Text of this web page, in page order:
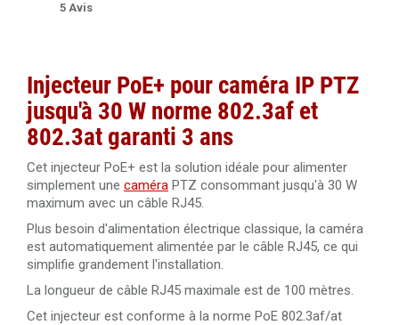
5 Avis
Injecteur PoE+ pour caméra IP PTZ
jusqu'à 30 W norme 802.3af et
802.3at garanti 3 ans
Cet injecteur PoE+ est la solution idéale pour alimenter
simplement une caméra PTZ consommant jusqu'à 30 W
maximum avec un câble RJ45.
Plus besoin d'alimentation électrique classique, la caméra
est automatiquement alimentée par le câble RJ45, ce qui
simplifie grandement l'installation.
La longueur de câble RJ45 maximale est de 100 mètres.
Cet injecteur est conforme à la norme PoE 802.3af/at